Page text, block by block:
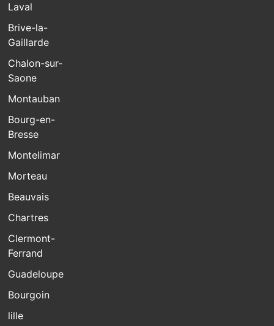
Laval
Brive-la-
Gaillarde
Chalon-sur-
Saone
Montauban
Bourg-en-
Bresse
Montelimar
Morteau
Beauvais
Chartres
Clermont-
Ferrand
Guadeloupe
Bourgoin
lille